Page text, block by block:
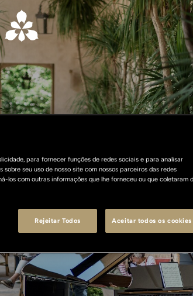
On
para fornecer funções de redes sociais e para analisar
seu uso de nosso site com nossos parceiros das redes
los com outras informações que lhe forneceu ou que coletaram
Rejeitar Todos Aceitar todos os cookies